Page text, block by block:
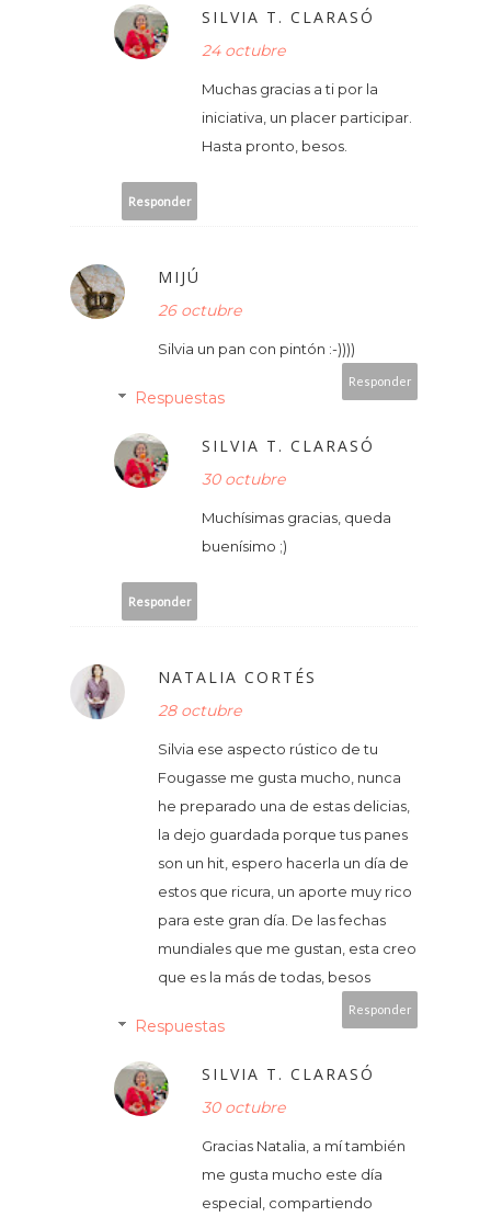
SILVIA T. CLARASÓ
24 octubre
Muchas gracias a ti por la
iniciativa, un placer participar.
Hasta pronto, besos.
Responder
MIJÚ
26 octubre
Silvia un pan con pintón :-))))
Responder
Respuestas
SILVIA T. CLARASÓ
30 octubre
Muchísimas gracias, queda
buenísimo ;)
Responder
NATALIA CORTÉS
28 octubre
Silvia ese aspecto rústico de tu
Fougasse me gusta mucho, nunca
he preparado una de estas delicias,
la dejo guardada porque tus panes
son un hit, espero hacerla un día de
estos que ricura, un aporte muy rico
para este gran día. De las fechas
mundiales que me gustan, esta creo
que es la más de todas, besos
Responder
Respuestas
SILVIA T. CLARASÓ
30 octubre
Gracias Natalia, a mí también
me gusta mucho este día
especial, compartiendo